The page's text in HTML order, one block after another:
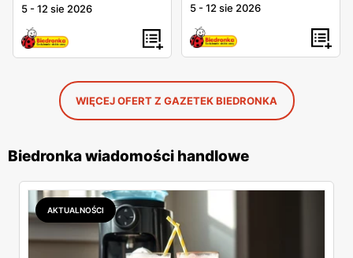
5 -12 sie 2026 5 -12 sie 2026
WIĘCEJ OFERT Z GAZETEK BIEDRONKA
Biedronka wiadomości handlowe
AKTUALNOŚCI